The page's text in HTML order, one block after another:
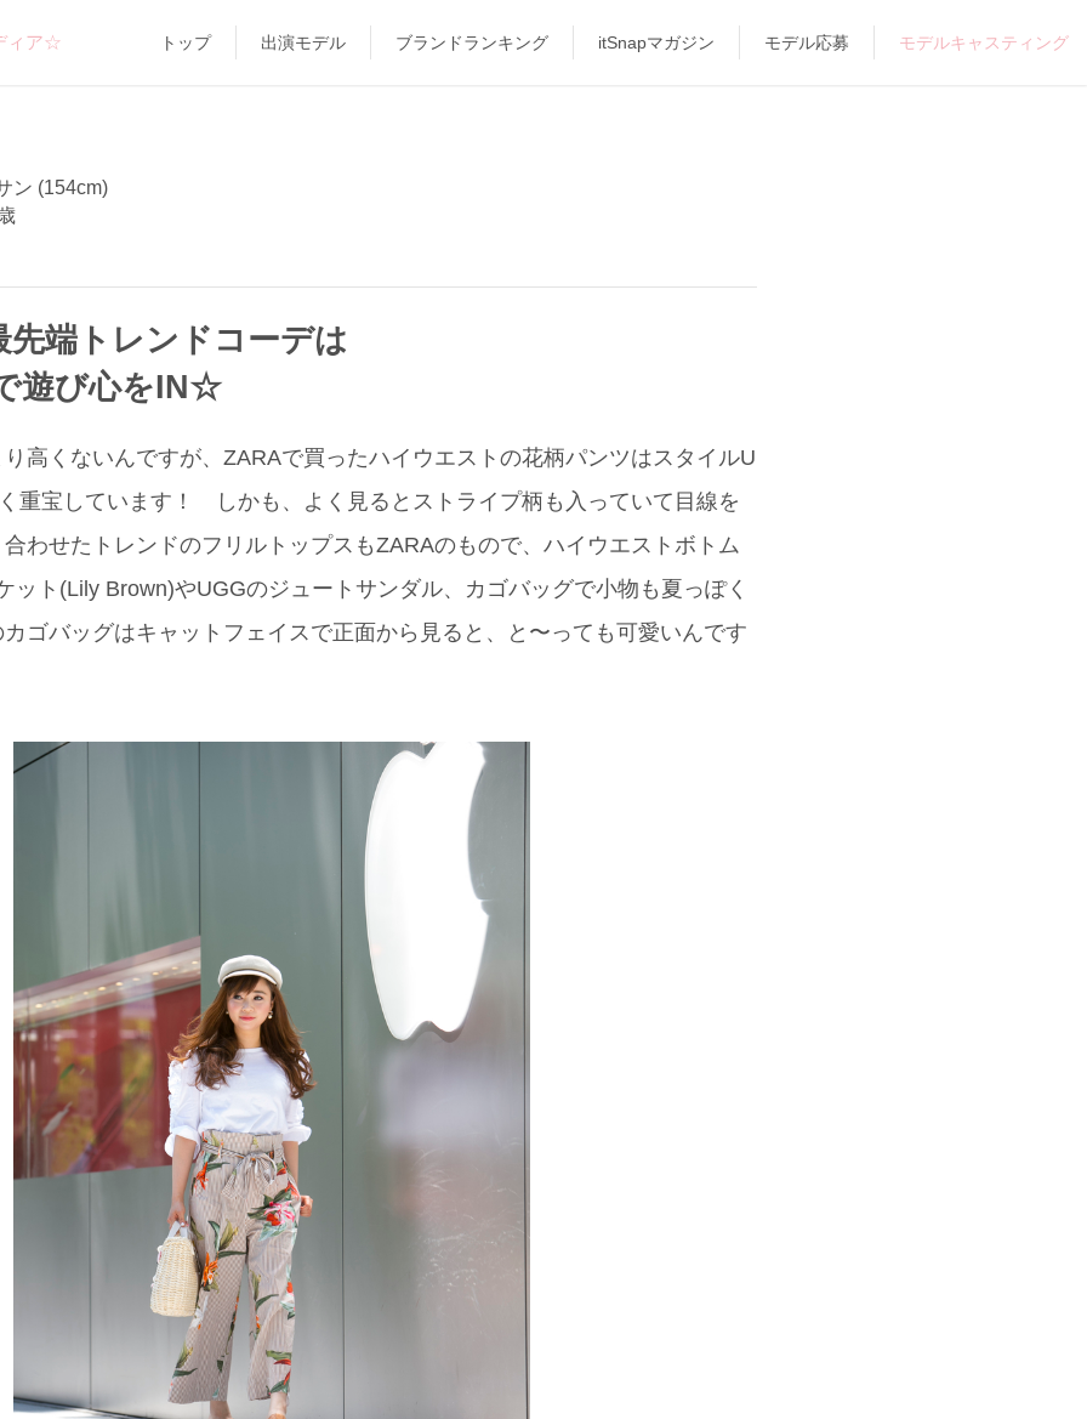
ィア☆ トップ 出演モデル ブランドランキング itSnapマガジン モデル応募 モデルキャスティング
ン (154cm)
端トレンドコーデは
遊び心をIN☆
高くないんですが、ZARAで買ったハイウエストの花柄パンツはスタイルU
重宝しています！ しかも、よく見るとストライプ柄も入っていて目線を
わせたトレンドのフリルトップスもZARAのもので、ハイウエストボトム
ト(Lily Brown)やUGGのジュートサンダル、カゴバッグで小物も夏っぽく
ゴバッグはキャットフェイスで正面から見ると、と〜っても可愛いんです